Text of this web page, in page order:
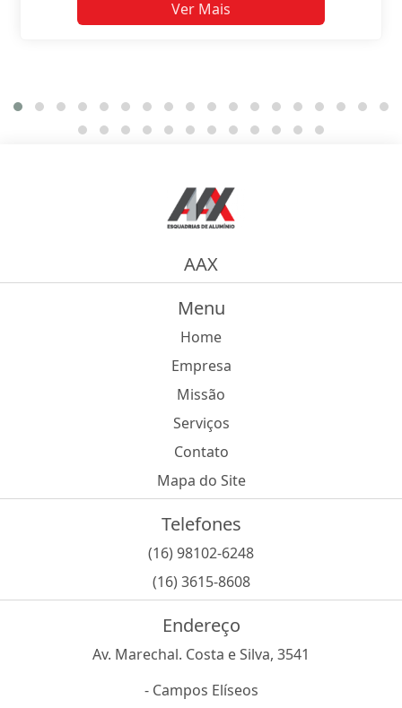
Ver Mais
AAX
Menu
Home
Empresa
Missão
Serviços
Contato
Mapa do Site
Telefones
(16) 98102-6248
(16) 3615-8608
Endereço
Av. Marechal. Costa e Silva, 3541
- Campos Elíseos